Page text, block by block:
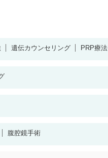
遺伝カウンセリング PRP療法
腹腔鏡手術